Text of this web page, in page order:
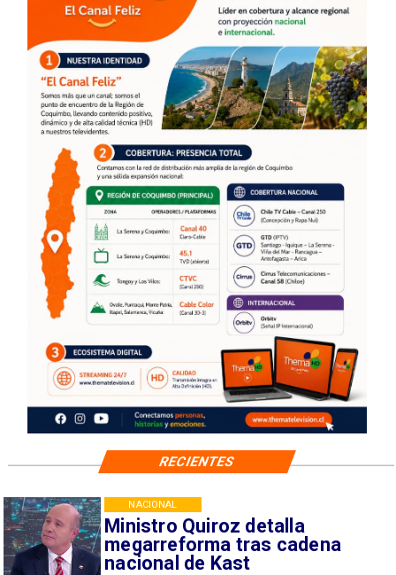
Ministro Quiroz detalla
megarreforma tras cadena
nacional de Kast
NACIONAL
RECIENTES